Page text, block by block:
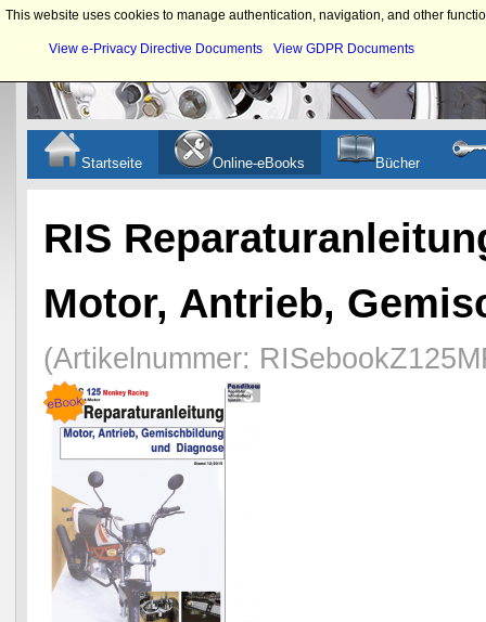
Startseite Online-eBooks Bücher
RIS
Motor, Antrieb,
(Artikelnummer:
This website uses cookies to manage authentication, navigation, and other
View e-Privacy Directive Documents View GDPR Documents